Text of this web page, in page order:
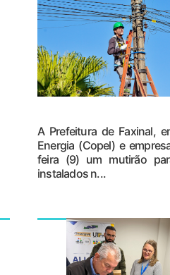
A Prefeitura de Faxinal,
Energia (Copel) e
feira (9) um mutirão
instalados n...